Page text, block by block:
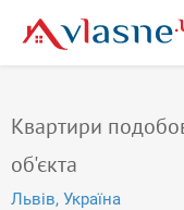
Квартири
об'єкта
Львів, Україна